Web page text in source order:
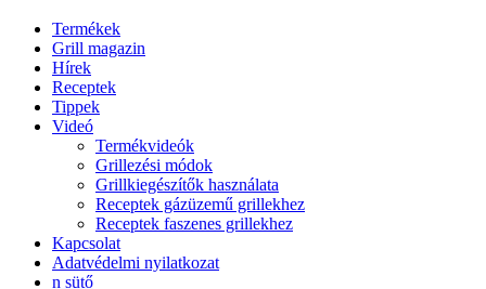
Termékek
Grill magazin
Hírek
Receptek
Tippek
Videó
Termékvideók
Grillezési módok
Grillkiegészítők használata
Receptek gázüzemű grillekhez
Receptek faszenes grillekhez
Kapcsolat
Adatvédelmi nyilatkozat
n sütő